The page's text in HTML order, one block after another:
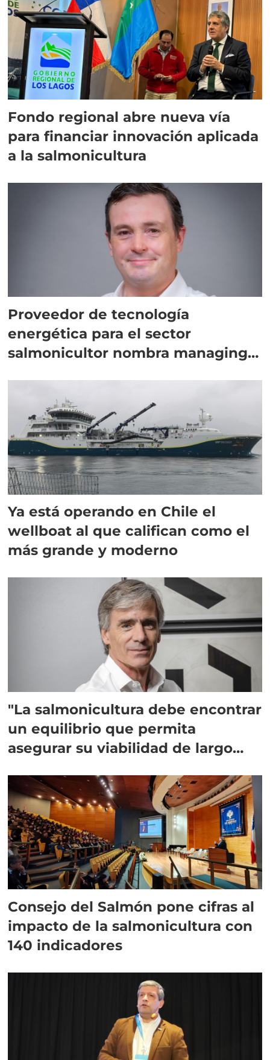
Fondo regional abre nueva vía
para financiar innovación aplicada
a la salmonicultura
Proveedor de tecnología
energética para el sector
salmonicultor nombra managing
Ya está operando en Chile el
wellboat al que califican como el
más grande y moderno
"La salmonicultura debe encontrar
un equilibrio que permita
asegurar su viabilidad de largo
Consejo del Salmón pone cifras al
impacto de la salmonicultura con
140 indicadores